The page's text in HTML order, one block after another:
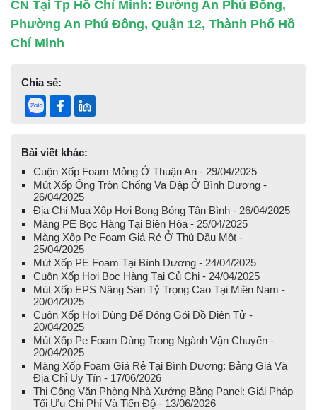
CN Tại Tp Hồ Chí Minh: Đường An Phú Đông,
Phường An Phú Đông, Quận 12, Thành Phố Hồ
Chí Minh
Chia sẻ:
Bài viết khác:
Cuộn Xốp Foam Mỏng Ở Thuận An - 29/04/2025
Mút Xốp Ống Tròn Chống Va Đập Ở Bình Dương -
26/04/2025
Địa Chỉ Mua Xốp Hơi Bong Bóng Tân Bình - 26/04/2025
Màng PE Bọc Hàng Tại Biên Hòa - 25/04/2025
Màng Xốp Pe Foam Giá Rẻ Ở Thủ Dầu Một -
25/04/2025
Mút Xốp PE Foam Tại Bình Dương - 24/04/2025
Cuộn Xốp Hơi Bọc Hàng Tại Củ Chi - 24/04/2025
Mút Xốp EPS Nâng Sàn Tỷ Trọng Cao Tại Miền Nam -
20/04/2025
Cuộn Xốp Hơi Dùng Để Đóng Gói Đồ Điện Tử -
20/04/2025
Mút Xốp Pe Foam Dùng Trong Ngành Vận Chuyển -
20/04/2025
Màng Xốp Foam Giá Rẻ Tại Bình Dương: Bảng Giá Và
Địa Chỉ Uy Tín - 17/06/2026
Thi Công Văn Phòng Nhà Xưởng Bằng Panel: Giải Pháp
Tối Ưu Chi Phí Và Tiến Độ - 13/06/2026